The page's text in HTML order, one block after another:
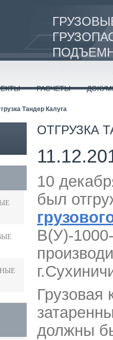
РАСЧЕТЫ
Тандер Калуга
ОТГРУЗКА
10
был
В(У)-
Грузовая
должны